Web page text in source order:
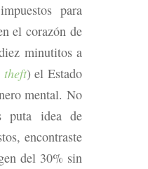
para
el corazón de
minutitos a
theft) el Estado
mental. No
puta idea de
encontraste
del 30% sin